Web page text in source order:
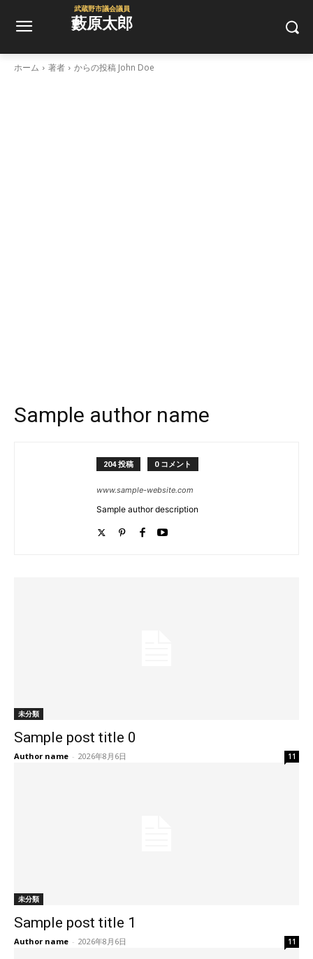
武蔵野市議会議員
藪原太郎
ホーム 著者 からの投稿 John Doe
Sample author name
204 投稿 0 コメント
www.sample-website.com
Sample author description
未分類
Sample post title 0
Author name - 2026年8月6日 11
未分類
Sample post title 1
Author name - 2026年8月6日 11